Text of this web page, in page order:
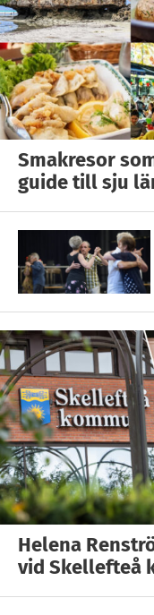
Smakresor
guide till sju
Helena
vid Skellefteå